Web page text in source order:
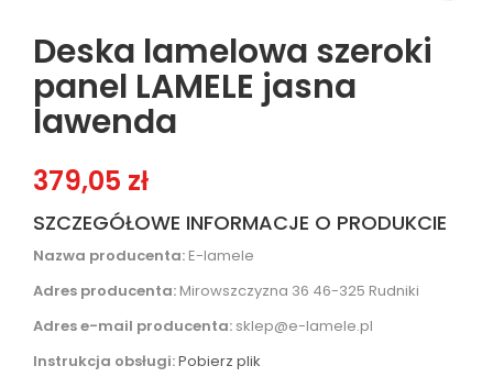
Deska lamelowa szeroki
panel LAMELE jasna
lawenda
379,05 zł
SZCZEGÓŁOWE INFORMACJE O PRODUKCIE
Nazwa producenta: E-lamele
Adres producenta: Mirowszczyzna 36 46-325 Rudniki
Adres e-mail producenta: sklep@e-lamele.pl
Instrukcja obsługi:Pobierz plik